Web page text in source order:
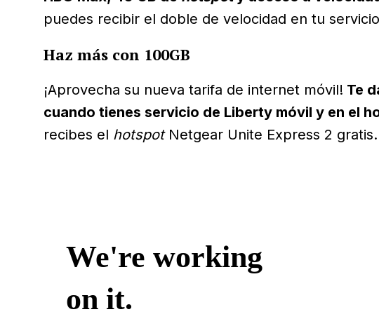
puedes recibir el doble de velocidad en tu
Haz más con 100GB
¡Aprovecha su nueva tarifa de internet móvil! Te
cuando tienes servicio de Liberty móvil y en el
recibes el hotspot Netgear Unite Express 2 gratis.